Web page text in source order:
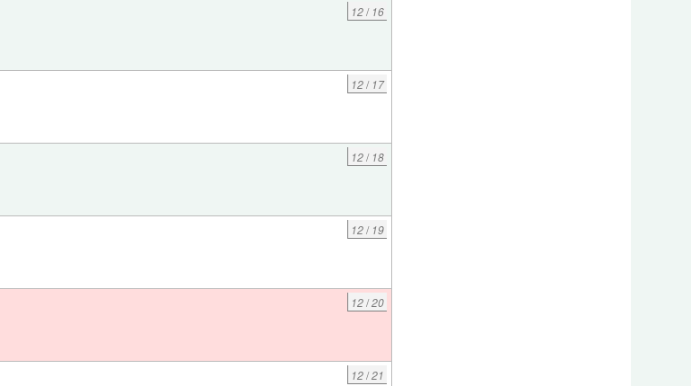
12/ 16
12/ 17
12/ 18
12/ 19
12/20
12/21